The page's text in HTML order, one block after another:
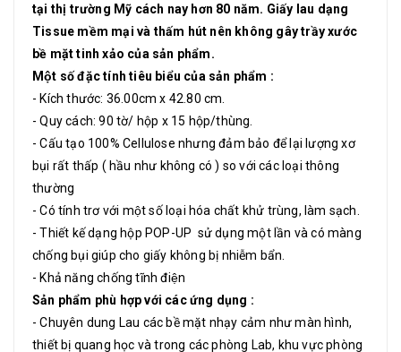
tại thị trường Mỹ cách nay hơn 80 năm. Giấy lau dạng
Tissue mềm mại và thấm hút nên không gây trầy xước
bề mặt tinh xảo của sản phẩm.
Một số đặc tính tiêu biểu của sản phẩm :
- Kích thước: 36.00cm x 42.80 cm.
- Quy cách: 90 tờ/ hộp x 15 hộp/thùng.
- Cấu tạo 100% Cellulose nhưng đảm bảo để lại lượng xơ
bụi rất thấp ( hầu như không có ) so với các loại thông
thường
- Có tính trơ với một số loại hóa chất khử trùng, làm sạch.
- Thiết kế dạng hộp POP-UP sử dụng một lần và có màng
chống bụi giúp cho giấy không bị nhiễm bẩn.
- Khả năng chống tĩnh điện
Sản phẩm phù hợp với các ứng dụng :
- Chuyên dung Lau các bề mặt nhạy cảm như màn hình,
thiết bị quang học và trong các phòng Lab, khu vực phòng